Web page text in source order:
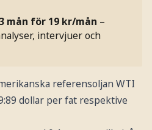
mån för 19 kr/mån –
intervjuer och
referensoljan WTI
dollar per fat respektive